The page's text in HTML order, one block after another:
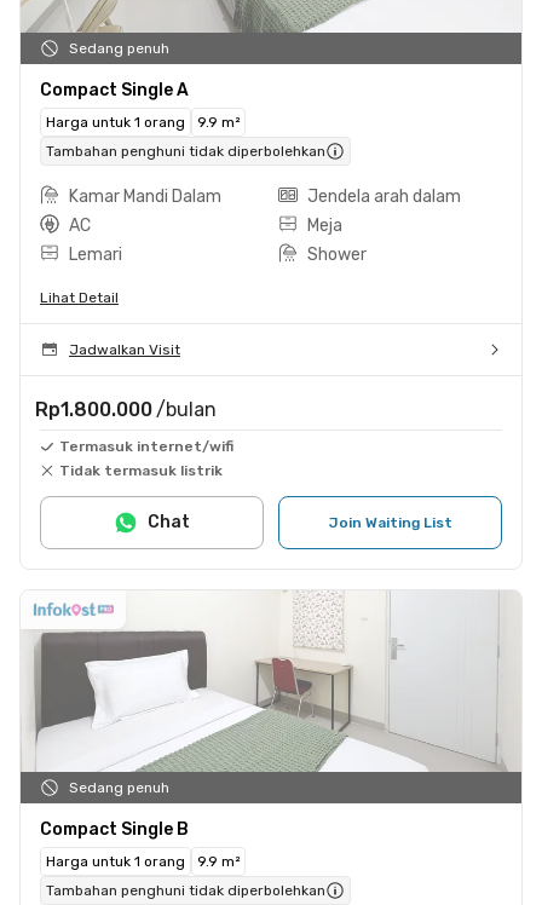
Sedang penuh
Compact Single A
Harga untuk 1 orang
9.9 m²
Tambahan penghuni tidak diperbolehkan
Kamar Mandi Dalam
Jendela arah dalam
AC
Meja
Lemari
Shower
Lihat Detail
Jadwalkan Visit
Rp1.800.000 /bulan
Termasuk internet/wifi
Tidak termasuk listrik
Join Waiting List
Chat
Sedang penuh
Compact Single B
Harga untuk 1 orang
9.9 m²
Tambahan penghuni tidak diperbolehkan